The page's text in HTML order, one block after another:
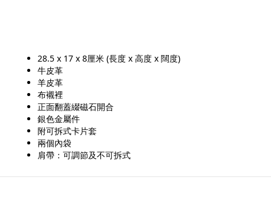
28.5 x 17 x 8厘米 (長度 x 高度 x 闊度)
牛皮革
羊皮革
布襯裡
正面翻蓋綴磁石開合
銀色金屬件
附可拆式卡片套
兩個內袋
肩帶：可調節及不可拆式